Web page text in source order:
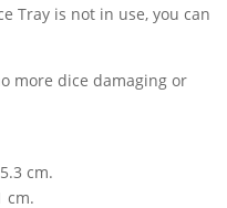
Tray is not in use, you can
more dice damaging or
cm.
cm.